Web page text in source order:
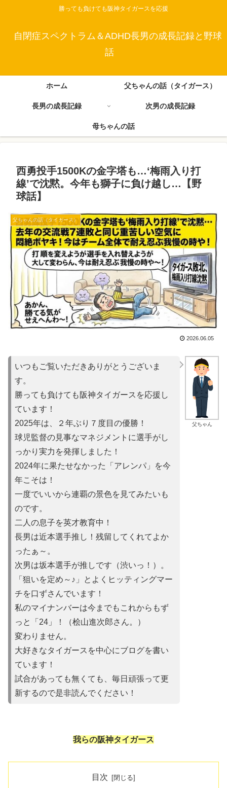
勝っても負けても阪神タイガースを応援
自閉症スペクトラム＆ADHD長男の成長記録と野球
話
ホーム 父ちゃんの話（タイガース）
長男の成長記録 次男の成長記録
母ちゃんの話
西勇投手1500Kの金字塔も…‘梅雨入り打
線’で沈黙。今年も獅子に負け越し…【野
球話】
父ちゃんの話（タイガース）
2026.06.05
父ちゃん
いつもご覧いただきありがとうございま
す。
勝っても負けても阪神タイガースを応援し
ています！
2025年は、２年ぶり７度目の優勝！
球児監督の見事なマネジメントに選手がし
っかり実力を発揮しました！
2024年に果たせなかった「アレンパ」を今
年こそは！
一度でいいから連覇の景色を見てみたいも
のです。
二人の息子を英才教育中！
長男は近本選手推し！残留してくれてよか
ったぁ～。
次男は坂本選手が推しです（渋いっ！）。
「狙いを定め～♪」とよくヒッティングマー
チを口ずさんでいます！
私のマイナンバーは今までもこれからもず
っと「24」！（桧山進次郎さん。）
変わりません。
大好きなタイガースを中心にブログを書い
ています！
試合があっても無くても、毎日頑張って更
新するので是非読んでください！
我らの阪神タイガース
目次